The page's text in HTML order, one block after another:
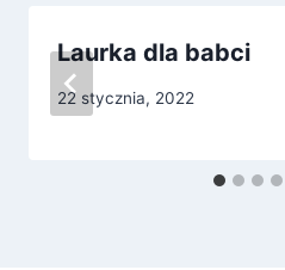
Laurka dla babci
22 stycznia, 2022